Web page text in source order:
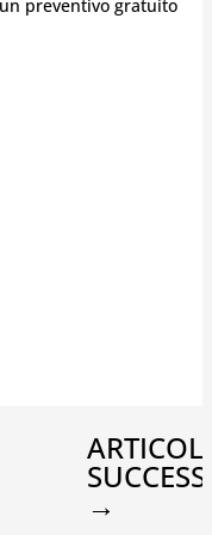
preventivo gratuito
→